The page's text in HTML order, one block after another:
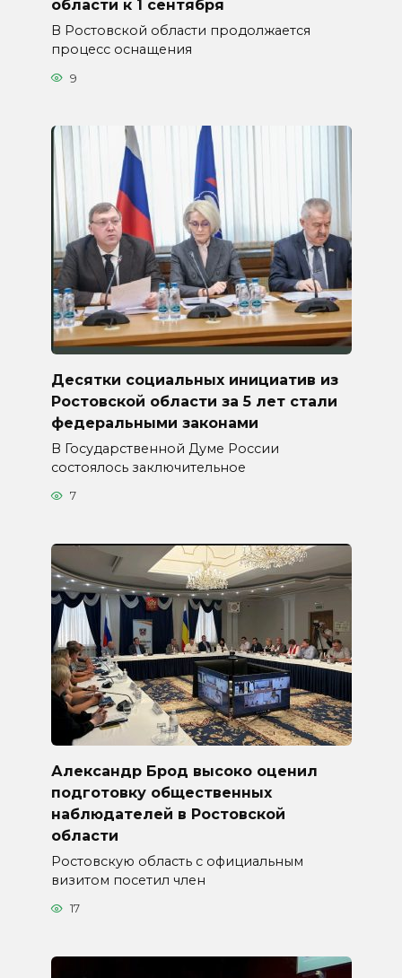
области к 1 сентября
В Ростовской области продолжается
процесс оснащения
9
Десятки социальных инициатив из
Ростовской области за 5 лет стали
федеральными законами
В Государственной Думе России
состоялось заключительное
7
Александр Брод высоко оценил
подготовку общественных
наблюдателей в Ростовской
области
Ростовскую область с официальным
визитом посетил член
17